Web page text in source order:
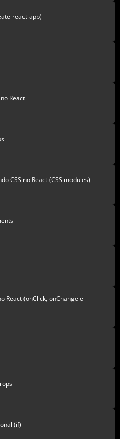
react-app)
React
CSS no React (CSS modules)
React (onClick, onChange e
(if)